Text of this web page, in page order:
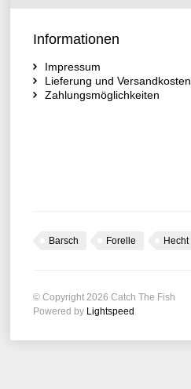
Informationen
Impressum
Lieferung und Versandkosten
Zahlungsmöglichkeiten
Barsch Forelle Hecht
© Copyright 2026 Catch The Fish
Powered by Lightspeed